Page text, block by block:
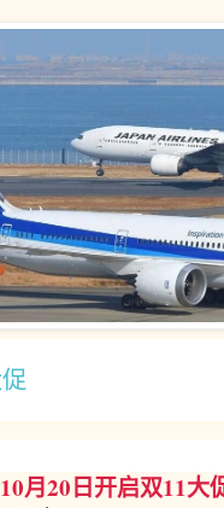
10月20日开启双11大